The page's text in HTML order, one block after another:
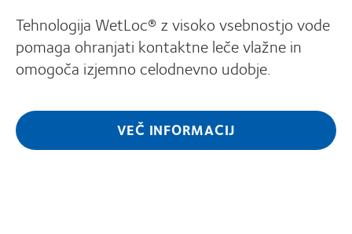
Tehnologija WetLoc® z visoko vsebnostjo vode
pomaga ohranjati kontaktne leče vlažne in
omogoča izjemno celodnevno udobje.
VEČ INFORMACIJ